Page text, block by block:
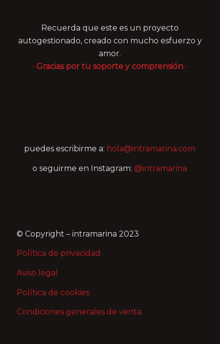
Recuerda que este es un proyecto
autogestionado, creado con mucho esfuerzo y
amor.
· Gracias por tu soporte y comprensión ·
puedes escribirme a: hola@intramarina.com
o seguirme en Instagram:@intramarina
© Copyright – intramarina 2023
Política de privacidad
Aviso legal
Política de cookies
Condiciones generales de venta